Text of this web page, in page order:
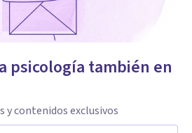
psicología también en
y contenidos exclusivos